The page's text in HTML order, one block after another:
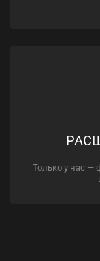
Только у нас —